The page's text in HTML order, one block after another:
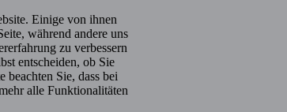
Einige von ihnen
während andere uns
zu verbessern
entscheiden, ob Sie
beachten Sie, dass bei
alle Funktionalitäten